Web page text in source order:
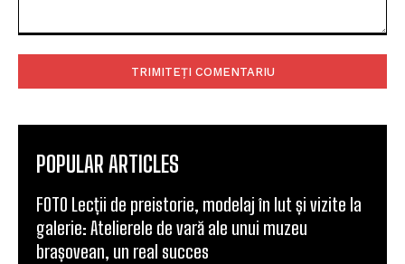
POPULAR ARTICLES
FOTO Lecții de preistorie, modelaj în lut și vizite la
galerie: Atelierele de vară ale unui muzeu
brașovean, un real succes